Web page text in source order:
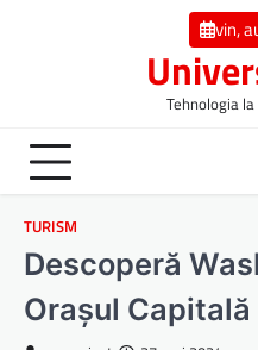
vin,
Tehnologia
TURISM
Descoperă
Orașul